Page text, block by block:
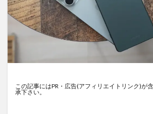
この記事にはPR・広告(アフィリエイトリンク)が
承下さい。